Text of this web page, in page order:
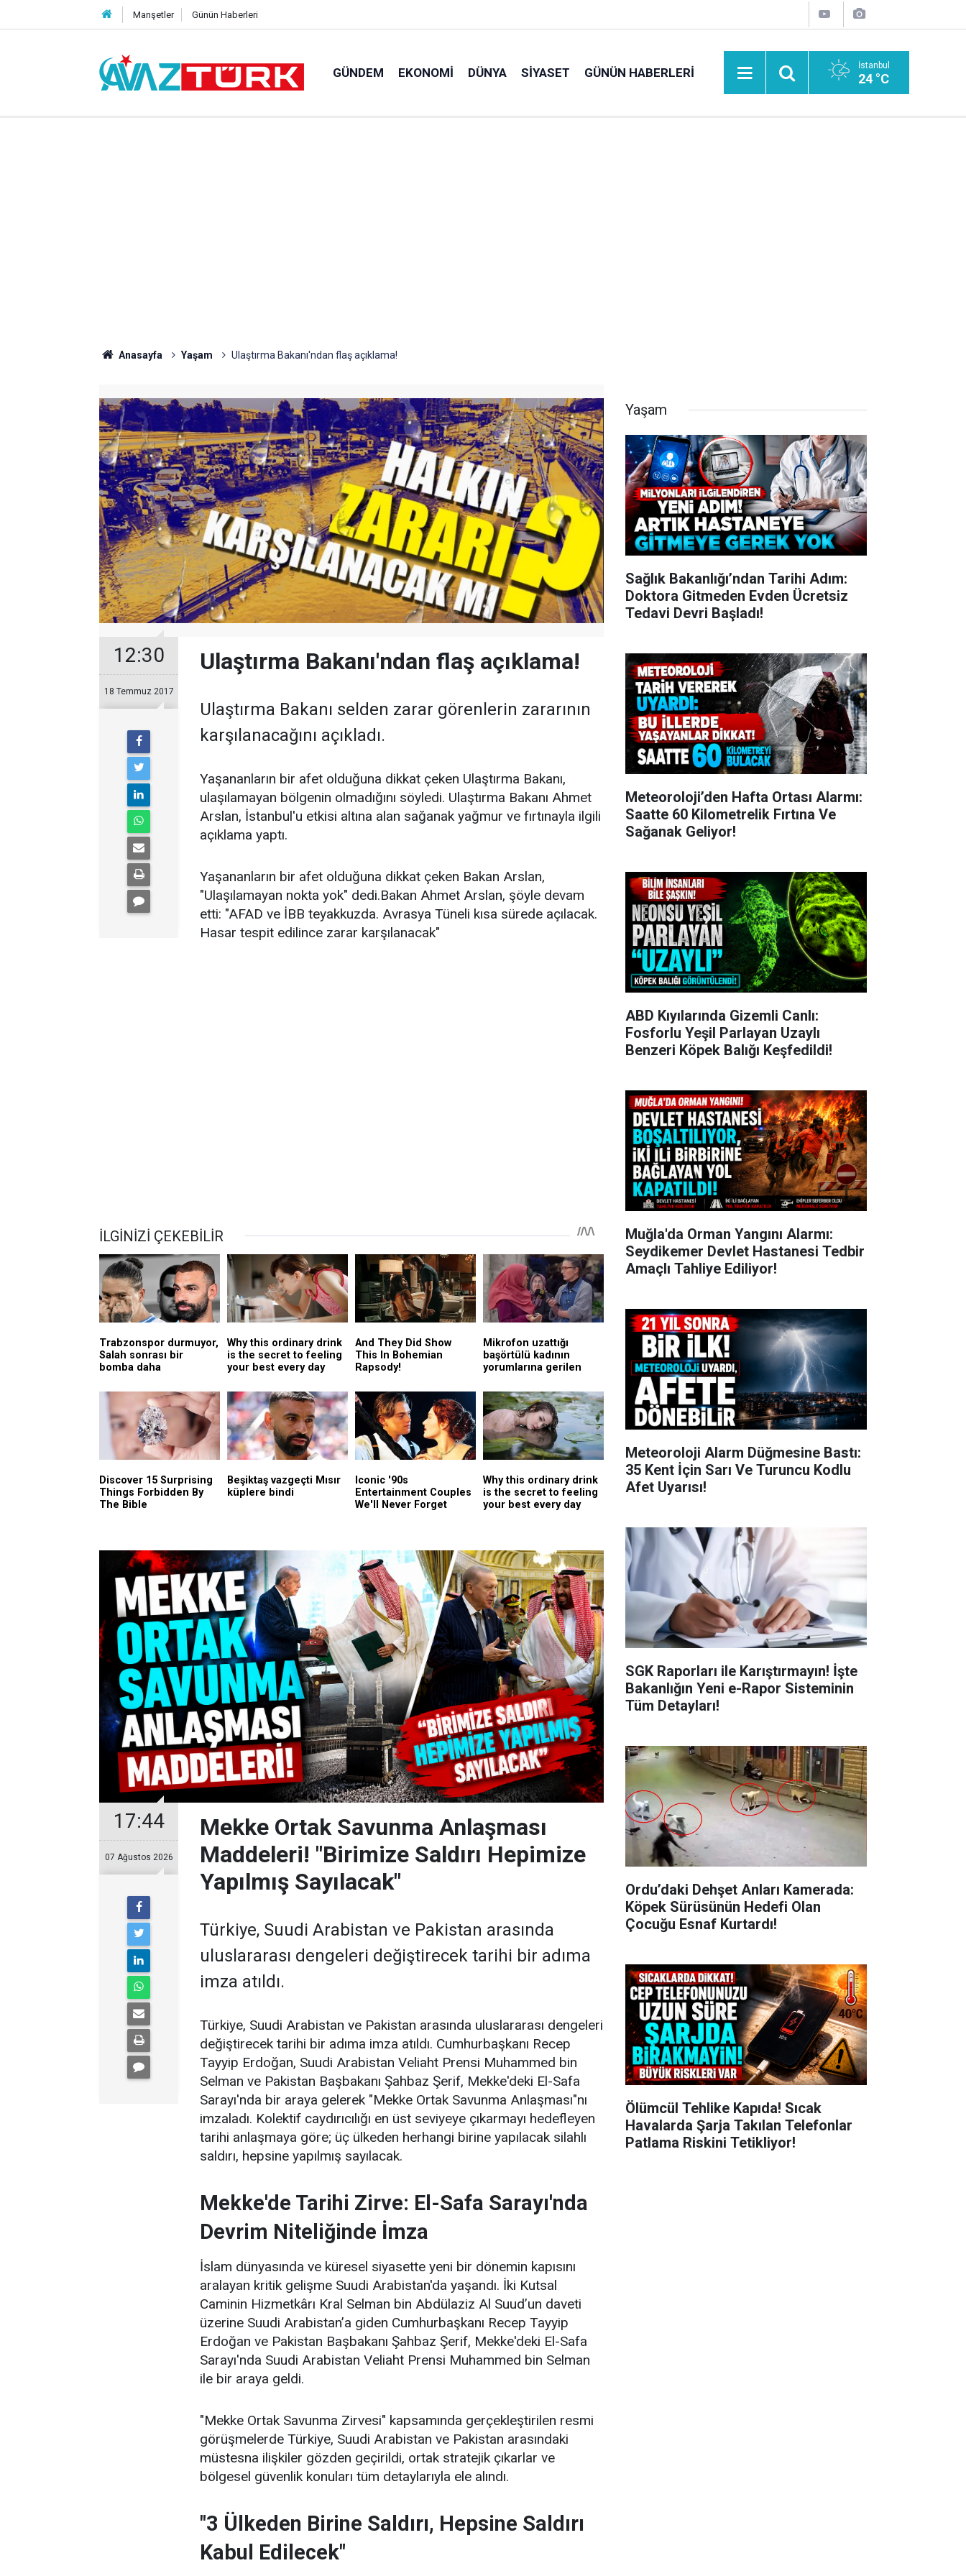
Manşetler Günün Haberleri
GÜNDEM EKONOMI DÜNYA SIYASET GÜNÜN HABERLERI İstanbul
24 °C
Anasayfa Yaşam Ulaştırma Bakanı'ndan flaş açıklama!
12:30
18 Temmuz 2017
Ulaştırma Bakanı'ndan flaş açıklama!
Ulaştırma Bakanı selden zarar görenlerin zararının
karşılanacağını açıkladı.
Yaşananların bir afet olduğuna dikkat çeken Ulaştırma Bakanı,
ulaşılamayan bölgenin olmadığını söyledi. Ulaştırma Bakanı Ahmet
Arslan, İstanbul'u etkisi altına alan sağanak yağmur ve fırtınayla ilgili
açıklama yaptı.
Yaşananların bir afet olduğuna dikkat çeken Bakan Arslan,
"Ulaşılamayan nokta yok" dedi.Bakan Ahmet Arslan, şöyle devam
etti: "AFAD ve İBB teyakkuzda. Avrasya Tüneli kısa sürede açılacak.
Hasar tespit edilince zarar karşılanacak"
17:44
07 Ağustos 2026
Mekke Ortak Savunma Anlaşması
Maddeleri! "Birimize Saldırı Hepimize
Yapılmış Sayılacak"
Türkiye, Suudi Arabistan ve Pakistan arasında
uluslararası dengeleri değiştirecek tarihi bir adıma
imza atıldı.
Türkiye, Suudi Arabistan ve Pakistan arasında uluslararası dengeleri
değiştirecek tarihi bir adıma imza atıldı. Cumhurbaşkanı Recep
Tayyip Erdoğan, Suudi Arabistan Veliaht Prensi Muhammed bin
Selman ve Pakistan Başbakanı Şahbaz Şerif, Mekke'deki El-Safa
Sarayı'nda bir araya gelerek "Mekke Ortak Savunma Anlaşması"nı
imzaladı. Kolektif caydırıcılığı en üst seviyeye çıkarmayı hedefleyen
tarihi anlaşmaya göre; üç ülkeden herhangi birine yapılacak silahlı
saldırı, hepsine yapılmış sayılacak.
Mekke'de Tarihi Zirve: El-Safa Sarayı'nda
Devrim Niteliğinde İmza
İslam dünyasında ve küresel siyasette yeni bir dönemin kapısını
aralayan kritik gelişme Suudi Arabistan'da yaşandı. İki Kutsal
Caminin Hizmetkârı Kral Selman bin Abdülaziz Al Suud’un daveti
üzerine Suudi Arabistan’a giden Cumhurbaşkanı Recep Tayyip
Erdoğan ve Pakistan Başbakanı Şahbaz Şerif, Mekke'deki El-Safa
Sarayı'nda Suudi Arabistan Veliaht Prensi Muhammed bin Selman
ile bir araya geldi.
"Mekke Ortak Savunma Zirvesi" kapsamında gerçekleştirilen resmi
görüşmelerde Türkiye, Suudi Arabistan ve Pakistan arasındaki
müstesna ilişkiler gözden geçirildi, ortak stratejik çıkarlar ve
bölgesel güvenlik konuları tüm detaylarıyla ele alındı.
"3 Ülkeden Birine Saldırı, Hepsine Saldırı
Kabul Edilecek"
Yaşam
Sağlık Bakanlığı’ndan Tarihi Adım:
Doktora Gitmeden Evden Ücretsiz
Tedavi Devri Başladı!
Meteoroloji’den Hafta Ortası Alarmı:
Saatte 60 Kilometrelik Fırtına Ve
Sağanak Geliyor!
ABD Kıyılarında Gizemli Canlı:
Fosforlu Yeşil Parlayan Uzaylı
Benzeri Köpek Balığı Keşfedildi!
Muğla'da Orman Yangını Alarmı:
Seydikemer Devlet Hastanesi Tedbir
Amaçlı Tahliye Ediliyor!
Meteoroloji Alarm Düğmesine Bastı:
35 Kent İçin Sarı Ve Turuncu Kodlu
Afet Uyarısı!
SGK Raporları ile Karıştırmayın! İşte
Bakanlığın Yeni e-Rapor Sisteminin
Tüm Detayları!
Ordu’daki Dehşet Anları Kamerada:
Köpek Sürüsünün Hedefi Olan
Çocuğu Esnaf Kurtardı!
Ölümcül Tehlike Kapıda! Sıcak
Havalarda Şarja Takılan Telefonlar
Patlama Riskini Tetikliyor!